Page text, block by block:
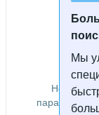
Мы
Не
параметрам.